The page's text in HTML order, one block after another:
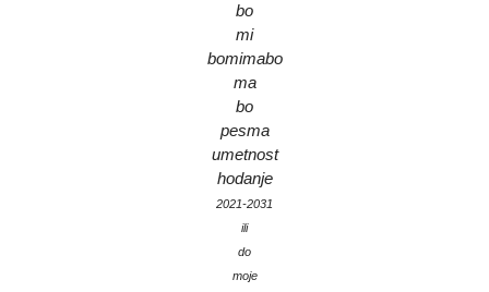
bo
mi
bomimabo
ma
bo
pesma
umetnost
hodanje
2021-2031
ili
do
moje